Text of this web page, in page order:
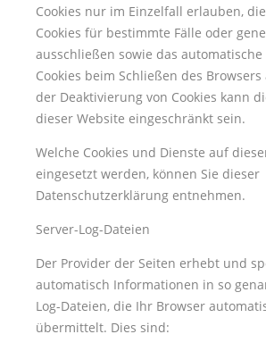
Cookies nur im Einzelfall erlauben,
Cookies für bestimmte Fälle oder
ausschließen sowie das automatische
Cookies beim Schließen des
der Deaktivierung von Cookies kann
dieser Website eingeschränkt sein.
Welche Cookies und Dienste auf
eingesetzt werden, können Sie dieser
Datenschutzerklärung entnehmen.
Server-Log-Dateien
Der Provider der Seiten erhebt und
automatisch Informationen in so
Log-Dateien, die Ihr Browser
übermittelt. Dies sind: